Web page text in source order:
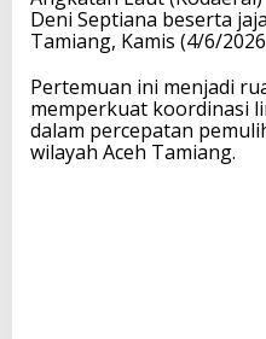
Deni Septiana beserta
Tamiang, Kamis (4/6/
Pertemuan ini menjadi
memperkuat koordinasi
dalam percepatan
wilayah Aceh Tamiang.